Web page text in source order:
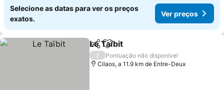
Selecione as datas para ver os preços
exatos.
Ver preços
PartilharAdicionar aos favoritos
Le Taïbit
/
Pontuação não disponível
Cilaos, a 11.9 km de Entre-Deux